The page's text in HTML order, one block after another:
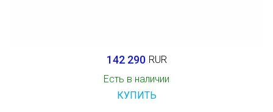
142 290 RUR
Есть в наличии
КУПИТЬ